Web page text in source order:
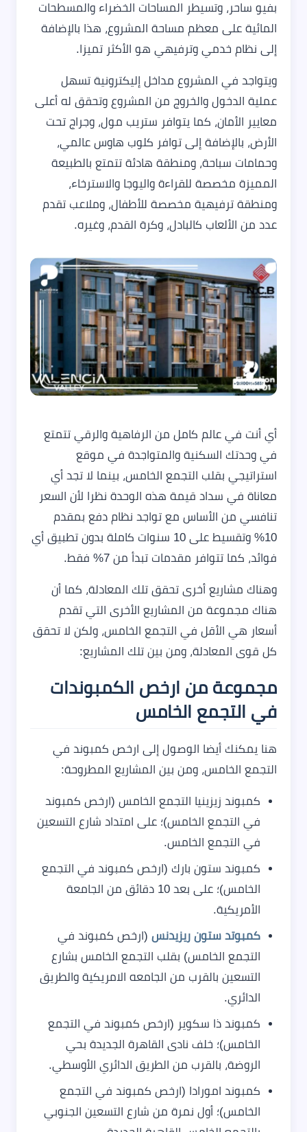
بفيو ساحر، وتسيطر المساحات الخضراء والمسطحات
المائية على معظم مساحة المشروع، هذا بالإضافة
إلى نظام خدمي وترفيهي هو الأكثر تميزا.
ويتواجد في المشروع مداخل إليكترونية تسهل
عملية الدخول والخروج من المشروع وتحقق له أعلى
معايير الأمان، كما يتوافر ستريب مول، وجراج تحت
الأرض، بالإضافة إلى توافر كلوب هاوس عالمي،
وحمامات سباحة، ومنطقة هادئة تتمتع بالطبيعة
المميزة مخصصة للقراءة واليوجا والاسترخاء،
ومنطقة ترفيهية مخصصة للأطفال، وملاعب تقدم
عدد من الألعاب كالبادل، وكرة القدم، وغيره.
أي أنت في عالم كامل من الرفاهية والرقي تتمتع
في وحدتك السكنية والمتواجدة في موقع
استراتيجي بقلب التجمع الخامس، بينما لا تجد أي
معاناة في سداد قيمة هذه الوحدة نظرا لأن السعر
تنافسي من الأساس مع تواجد نظام دفع بمقدم
10% وتقسيط على 10 سنوات كاملة بدون تطبيق أي
فوائد، كما تتوافر مقدمات تبدأ من 7% فقط.
وهناك مشاريع أخرى تحقق تلك المعادلة، كما أن
هناك مجموعة من المشاريع الأخرى التي تقدم
أسعار هي الأقل في التجمع الخامس، ولكن لا تحقق
كل قوى المعادلة، ومن بين تلك المشاريع:
مجموعة من ارخص الكمبوندات
في التجمع الخامس
هنا يمكنك أيضا الوصول إلى ارخص كمبوند في
التجمع الخامس، ومن بين المشاريع المطروحة:
كمبوند زيزينيا التجمع الخامس (ارخص كمبوند
في التجمع الخامس)؛ على امتداد شارع التسعين
في التجمع الخامس.
كمبوند ستون بارك (ارخص كمبوند في التجمع
الخامس)؛ على بعد 10 دقائق من الجامعة
الأمريكية.
كمبوتد ستون ريزيدنس (ارخص كمبوند في
التجمع الخامس) بقلب التجمع الخامس بشارع
التسعين بالقرب من الجامعه الامريكية والطريق
الدائري.
كمبوند ذا سكوير (ارخص كمبوند في التجمع
الخامس)؛ خلف نادى القاهرة الجديدة بحي
الروضة، بالقرب من الطريق الدائري الأوسطي.
كمبوند امورادا (ارخص كمبوند في التجمع
الخامس)؛ أول نمرة من شارع التسعين الجنوبي